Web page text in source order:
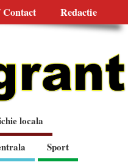
Redactie
locala
Sport